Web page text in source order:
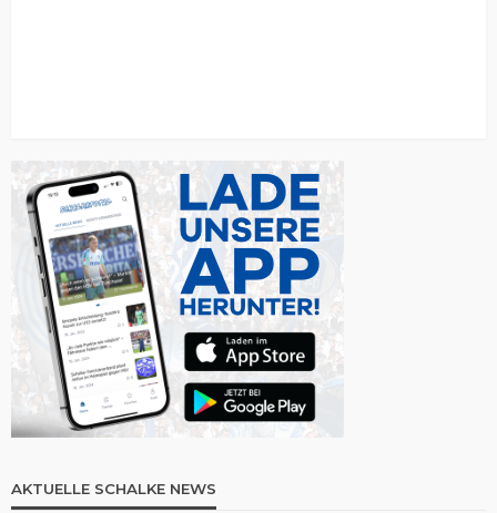
AKTUELLE SCHALKE NEWS